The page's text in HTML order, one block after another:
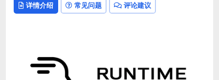
详情介绍 常见问题 评论建议